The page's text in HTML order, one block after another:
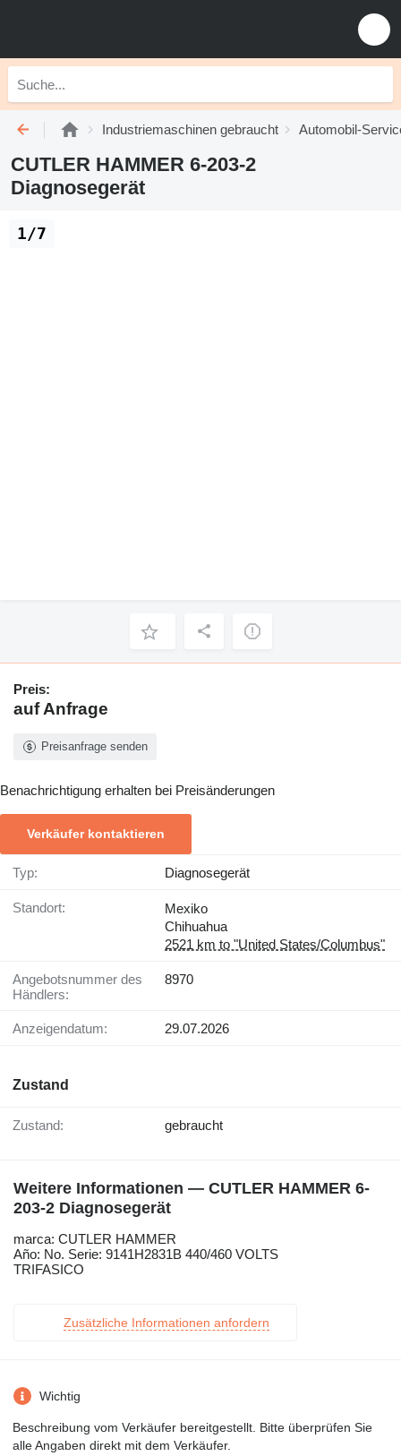
Industriemaschinen gebraucht Automobil-
CUTLER HAMMER 6-203-2
Diagnosegerät
1/7
Preis:
auf Anfrage
Preisanfrage senden
Benachrichtigung erhalten bei Preisänderungen
Verkäufer kontaktieren
Typ: Diagnosegerät
Standort:
Mexiko
Chihuahua
2521 km to "United States/Columbus"
Angebotsnummer des
Händlers:
8970
Anzeigendatum: 29.07.2026
Zustand
Zustand: gebraucht
Weitere Informationen — CUTLER HAMMER 6-
203-2 Diagnosegerät
marca: CUTLER HAMMER
Año: No. Serie: 9141H2831B 440/460 VOLTS
TRIFASICO
Zusätzliche Informationen anfordern
Wichtig
Beschreibung vom Verkäufer bereitgestellt. Bitte überprüfen Sie
alle Angaben direkt mit dem Verkäufer.